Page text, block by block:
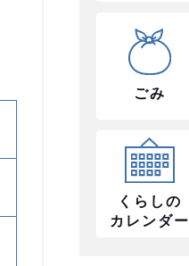
ごみ
くらしの
カレンダー